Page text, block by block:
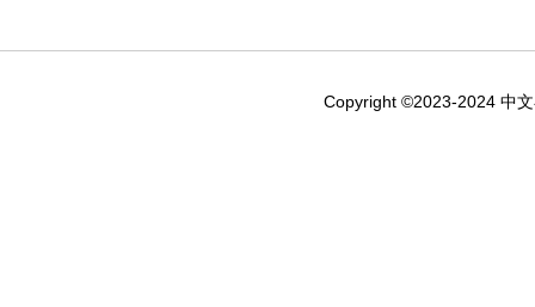
Copyright ©2023-2024 中